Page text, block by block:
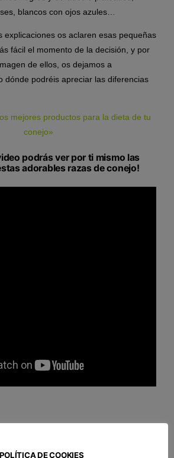
blancos con ojos azules…
explicaciones os aclaren esas pequeñas
fácil el momento de la decisión, y por
de ellos, os dejamos a
dónde podréis apreciar las diferencias
mejores productos para la dieta de tu
conejo»
podrás ver por ti mismo las
adorables razas de conejo!
POLÍTICA DE COOKIES